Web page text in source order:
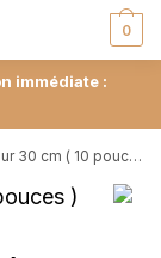
0
immédiate :
( 10 pouces ) – Water Art